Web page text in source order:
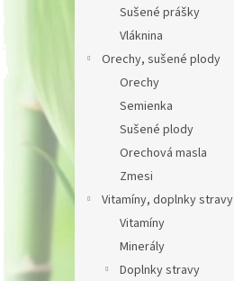
Sušené prášky
Vláknina
Orechy, sušené plody
Orechy
Semienka
Sušené plody
Orechová masla
Zmesi
Vitamíny, doplnky stravy
Vitamíny
Minerály
Doplnky stravy